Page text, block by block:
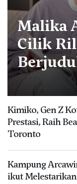
Malika
Cilik
Kimiko, Gen Z
Prestasi, Raih
Toronto
Kampung
ikut